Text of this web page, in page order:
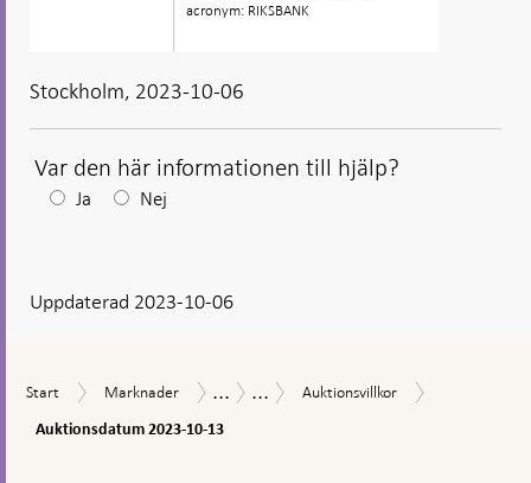
acronym: RIKSBANK
Stockholm, 2023-10-06
Var den här informationen till hjälp?
Efter
visas
Ja Nej
Uppdaterad 2023-10-06
Start
Start Marknader
Marknader Marknadsoperationer
...
Försäljning
... Auktionsvillkor
Auktionsvillkor
Auktionsdatum 2023-10-13